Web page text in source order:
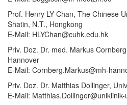
Prof. Henry LY Chan, The Chinese
Shatin, N.T., Hongkong
E-Mail: HLYChan@cuhk.edu.hk
Priv. Doz. Dr. med. Markus
Hannover
E-Mail: Cornberg.Markus@mh-
Priv. Doz. Dr. Matthias Dollinger,
E-Mail: